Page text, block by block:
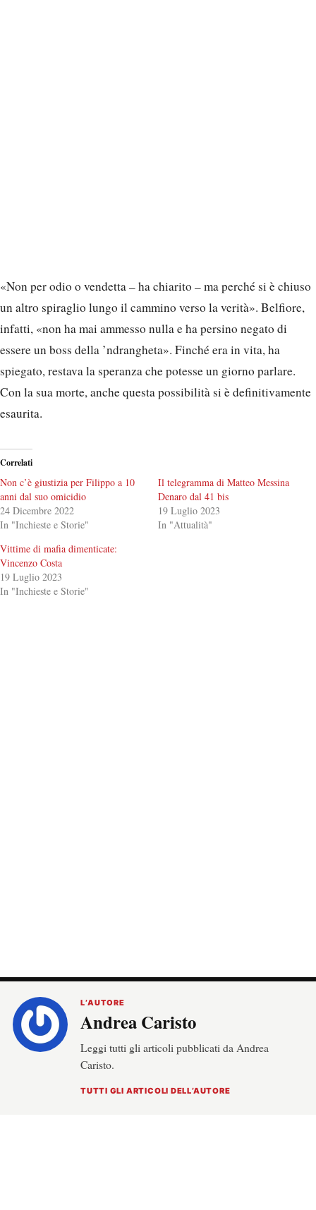
«Non per odio o vendetta – ha chiarito – ma perché si è chiuso
un altro spiraglio lungo il cammino verso la verità». Belfiore,
infatti, «non ha mai ammesso nulla e ha persino negato di
essere un boss della ’ndrangheta». Finché era in vita, ha
spiegato, restava la speranza che potesse un giorno parlare.
Con la sua morte, anche questa possibilità si è definitivamente
esaurita.
Correlati
Non c’è giustizia per Filippo a 10
anni dal suo omicidio
24 Dicembre 2022
In "Inchieste e Storie"
Il telegramma di Matteo Messina
Denaro dal 41 bis
19 Luglio 2023
In "Attualità"
Vittime di mafia dimenticate:
Vincenzo Costa
19 Luglio 2023
In "Inchieste e Storie"
L’AUTORE
Andrea Caristo
Leggi tutti gli articoli pubblicati da Andrea
Caristo.
TUTTI GLI ARTICOLI DELL’AUTORE